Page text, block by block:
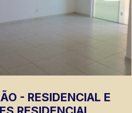
- RESIDENCIAL E